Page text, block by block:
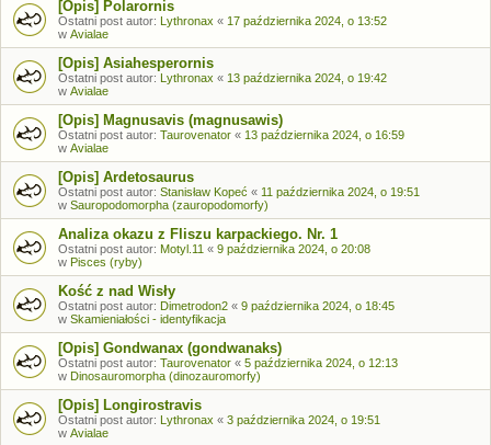
[Opis] Polarornis
Ostatni post autor: Lythronax « 17 października 2024, o 13:52
w Avialae
[Opis] Asiahesperornis
Ostatni post autor: Lythronax « 13 października 2024, o 19:42
w Avialae
[Opis] Magnusavis (magnusawis)
Ostatni post autor: Taurovenator « 13 października 2024, o 16:59
w Avialae
[Opis] Ardetosaurus
Ostatni post autor: Stanisław Kopeć « 11 października 2024, o 19:51
w Sauropodomorpha (zauropodomorfy)
Analiza okazu z Fliszu karpackiego. Nr. 1
Ostatni post autor: Motyl.11 « 9 października 2024, o 20:08
w Pisces (ryby)
Kość z nad Wisły
Ostatni post autor: Dimetrodon2 « 9 października 2024, o 18:45
w Skamieniałości - identyfikacja
[Opis] Gondwanax (gondwanaks)
Ostatni post autor: Taurovenator « 5 października 2024, o 12:13
w Dinosauromorpha (dinozauromorfy)
[Opis] Longirostravis
Ostatni post autor: Lythronax « 3 października 2024, o 19:51
w Avialae